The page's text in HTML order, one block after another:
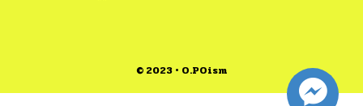
© 2023 • O.POism